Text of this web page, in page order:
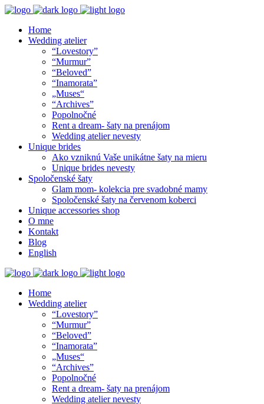
Home
Wedding atelier
“Lovestory”
“Murmur”
“Beloved”
“Inamorata”
„Muses“
“Archives”
Popolnočné
Rent a dream- šaty na prenájom
Wedding atelier nevesty
Unique brides
Ako vzniknú Vaše unikátne šaty na mieru
Unique brides nevesty
Spoločenské šaty
Glam mom- kolekcia pre svadobné mamy
Spoločenské šaty na červenom koberci
Unique accessories shop
O mne
Kontakt
Blog
English
Home
Wedding atelier
“Lovestory”
“Murmur”
“Beloved”
“Inamorata”
„Muses“
“Archives”
Popolnočné
Rent a dream- šaty na prenájom
Wedding atelier nevesty